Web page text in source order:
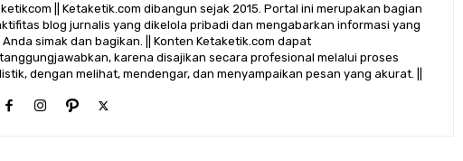
|| Ketaketik.com dibangun sejak 2015. Portal ini merupakan bagian
blog jurnalis yang dikelola pribadi dan mengabarkan informasi yang
Anda simak dan bagikan. || Konten Ketaketik.com dapat
karena disajikan secara profesional melalui proses
dengan melihat, mendengar, dan menyampaikan pesan yang akurat. ||